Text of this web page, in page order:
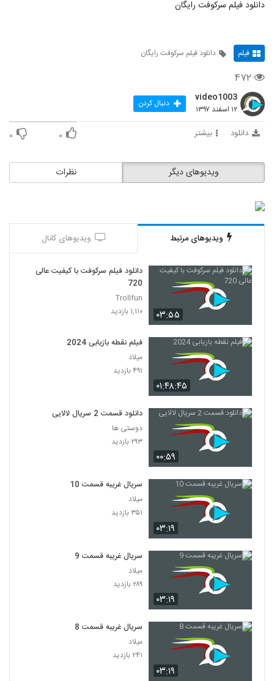
دانلود فیلم سرکوفت رایگان
فیلم دانلود فیلم سرکوفت رایگان
۴۷۲
video1003
۱۲ اسفند ۱۳۹۷ دنبال کردن
دانلود بیشتر ۰ ۰
نظرات ویدیوهای دیگر
ویدیوهای مرتبط ویدیوهای کانال
۰۳:۵۵
دانلود فیلم سرکوفت با کیفیت عالی
720
Trollfun
۱,۱۱۰ بازدید
۰۱:۴۸:۴۵
فیلم نقطه بازیابی 2024
میلاد
۴۹۱ بازدید
۰۰:۵۹
دانلود قسمت 2 سریال لالایی
دوستی ها
۲۹۳ بازدید
۰۳:۱۹
سریال غریبه قسمت 10
میلاد
۳۵۱ بازدید
۰۳:۱۹
سریال غریبه قسمت 9
میلاد
۲۸۹ بازدید
۰۳:۱۹
سریال غریبه قسمت 8
میلاد
۲۴۱ بازدید